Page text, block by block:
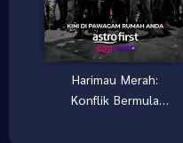
Harimau Merah:
Konflik Bermula